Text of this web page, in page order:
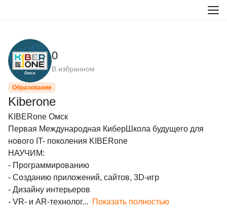
0
В избранном
Образование
Kiberone
KIBERone Омск
Первая Международная КиберШкола будущего для
нового IT- поколения KIBERone
НАУЧИМ:
- Программированию
- Созданию приложений, сайтов, 3D-игр
- Дизайну интерьеров
- VR- и AR-технолог... Показать полностью